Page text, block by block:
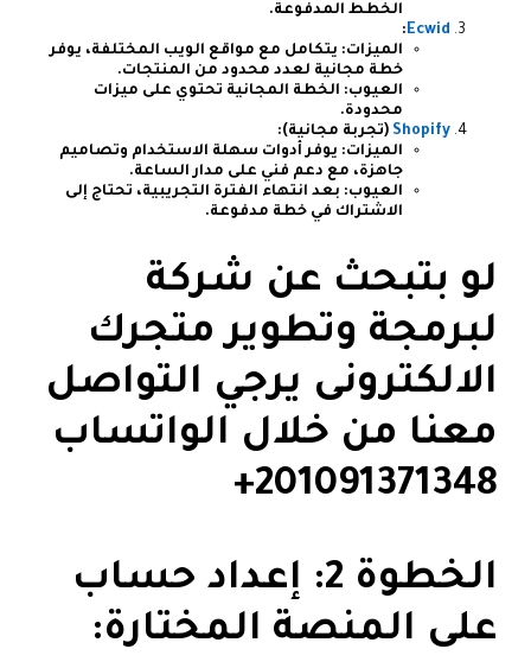
الخطط المدفوعة.
Ecwid
:
الميزات: يتكامل مع مواقع الويب المختلفة، يوفر
خطة مجانية لعدد محدود من المنتجات.
العيوب: الخطة المجانية تحتوي على ميزات
محدودة.
Shopify (تجربة مجانية):
الميزات: يوفر أدوات سهلة الاستخدام وتصاميم
جاهزة، مع دعم فني على مدار الساعة.
العيوب: بعد انتهاء الفترة التجريبية، تحتاج إلى
الاشتراك في خطة مدفوعة.
لو بتبحث عن شركة
لبرمجة وتطوير متجرك
الالكترونى يرجي التواصل
معنا من خلال الواتساب
الخطوة 2: إعداد حساب
على المنصة المختارة: